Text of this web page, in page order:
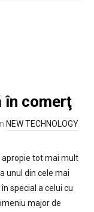
în comerţ
NEW TECHNOLOGY
apropie tot mai mult
unul din cele mai
special a celui cu
major de